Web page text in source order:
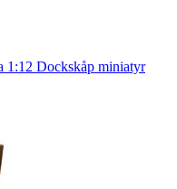
1:12 Dockskåp miniatyr